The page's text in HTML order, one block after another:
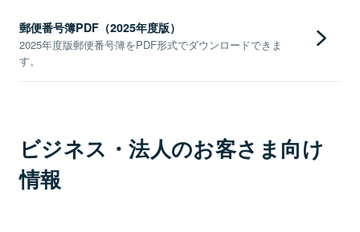
郵便番号簿PDF（2025年度版）
2025年度版郵便番号簿をPDF形式でダウンロードできま
す。
ビジネス・法人のお客さま向け
情報